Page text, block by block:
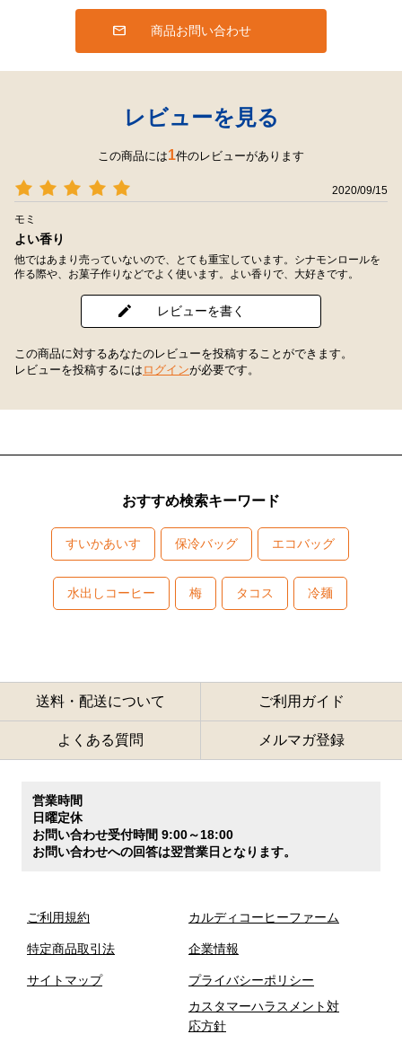
商品お問い合わせ
レビューを見る
この商品には1件のレビューがあります
2020/09/15
モミ
よい香り
他ではあまり売っていないので、とても重宝しています。シナモンロールを
作る際や、お菓子作りなどでよく使います。よい香りで、大好きです。
レビューを書く
この商品に対するあなたのレビューを投稿することができます。
レビューを投稿するには ログインが必要です。
おすすめ検索キーワード
すいかあいす 保冷バッグ エコバッグ
水出しコーヒー 梅 タコス 冷麺
送料・配送について ご利用ガイド
よくある質問 メルマガ登録
営業時間
日曜定休
お問い合わせ受付時間 9:00～18:00
お問い合わせへの回答は翌営業日となります。
ご利用規約
特定商品取引法
サイトマップ
カルディコーヒーファーム
企業情報
プライバシーポリシー
カスタマーハラスメント対
応方針